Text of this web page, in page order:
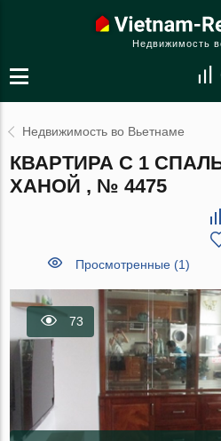
Недвижимость
Недвижимость во Вьетнаме
КВАРТИРА С 1
ХАНОЙ , № 4475
Просмотренные (1)
73